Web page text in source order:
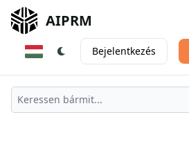
AIPRM
Bejelentkezés